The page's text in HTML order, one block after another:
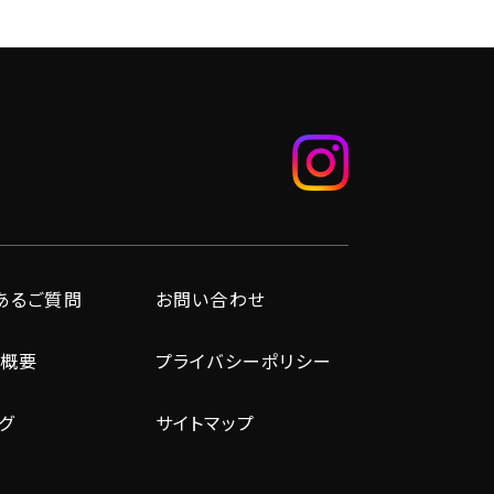
るご質問 お問い合わせ
要 プライバシーポリシー
サイトマップ